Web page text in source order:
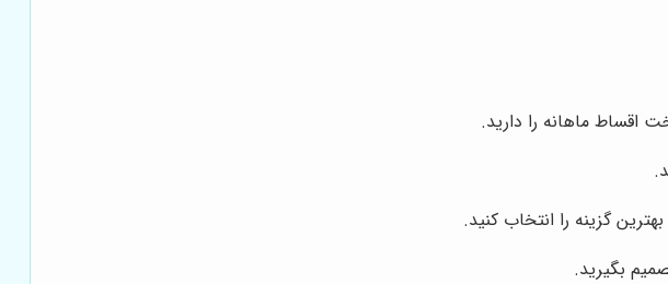
اقساط ماهانه را دارید.
گزینه را انتخاب کنید.
بگیرید.